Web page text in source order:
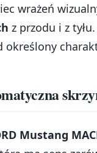
wrażeń
z przodu i z
Mustang